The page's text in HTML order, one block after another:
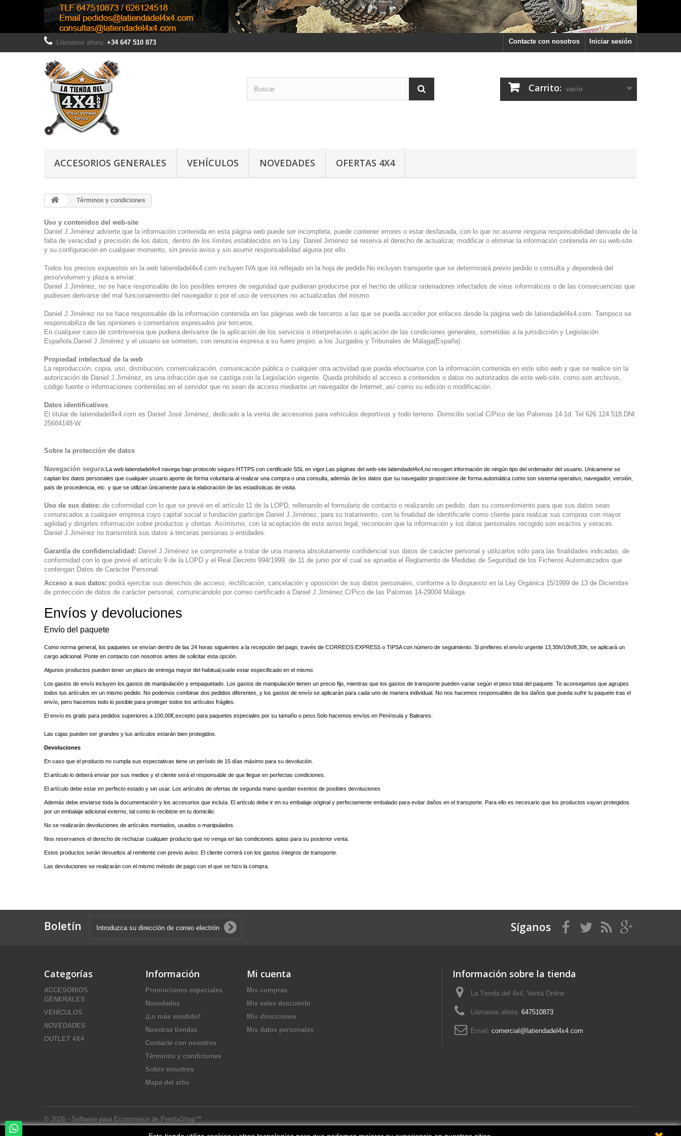
Iniciar sesión
Contacte con nosotros
Llámanos ahora: +34 647 510 873
Carrito: vacío
ACCESORIOS GENERALES VEHÍCULOS NOVEDADES OFERTAS 4X4
Términos y condiciones
Uso y contenidos del web-site
Daniel J.Jiménez advierte que la información contenida en esta página web puede ser incompleta, puede contener errores o estar desfasada, con lo que no asume ninguna responsabilidad derivada de la
falta de veracidad y precisión de los datos, dentro de los límites establecidos en la Ley. Daniel Jiménez se reserva el derecho de actualizar, modificar o eliminar la información contenida en su web-site
y su configuración en cualquier momento, sin previo aviso y sin asumir responsabilidad alguna por ello.
Todos los precios expuestos en la web latiendadel4x4.com incluyen IVA que irá reflejado en la hoja de pedido.No incluyen transporte que se determinará previo pedido o consulta y dependerá del
peso/volumen y plaza a enviar.
Daniel J.Jiménez, no se hace responsable de los posibles errores de seguridad que pudieran producirse por el hecho de utilizar ordenadores infectados de virus informáticos o de las consecuencias que
pudiesen derivarse del mal funcionamiento del navegador o por el uso de versiones no actualizadas del mismo.
Daniel J.Jiménez no se hace responsable de la información contenida en las páginas web de terceros a las que se pueda acceder por enlaces desde la página web de latiendadel4x4.com. Tampoco se
responsabiliza de las opiniones o comentarios expresados por terceros.
En cualquier caso de controversia que pudiera derivarse de la aplicación de los servicios o interpretación o aplicación de las condiciones generales, sometidas a la jurisdicción y Legislación
Española,Daniel J.Jiménez y el usuario se someten, con renuncia expresa a su fuero propio, a los Juzgados y Tribunales de Málaga(España).
Propiedad intelectual de la web
La reproducción, copia, uso, distribución, comercialización, comunicación pública o cualquier otra actividad que pueda efectuarse con la información contenida en este sitio web y que se realice sin la
autorización de Daniel J.Jiménez, es una infracción que se castiga con la Legislación vigente. Queda prohibido el acceso a contenidos o datos no autorizados de este web-site, como son archivos,
código fuente o informaciones contenidas en el servidor que no sean de acceso mediante un navegador de Internet, así como su edición o modificación.
Datos identificativos
El titular de latiendadel4x4.com es Daniel José Jiménez, dedicado a la venta de accesorios para vehículos deportivos y todo terreno. Domicilio social C/Pico de las Palomas 14-1d. Tel 626 124 518.DNI
25684148-W.
Sobre la protección de datos
Navegación segura:La web latiendadel4x4 navega bajo protocolo seguro HTTPS con certificado SSL en vigor.Las páginas del web-site latiendadel4x4,no recogen información de ningún tipo del ordenador del usuario. Unicamene se
captan los datos personales que cualquier usuario aporte de forma voluntaria al realizar una compra o una consulta, además de los datos que su navegador proporcione de forma automática como son sistema operativo, navegador, versión,
país de procedencia, etc. y que se utilizan únicamente para la elaboración de las estadísticas de visita.
Uso de sus datos: de coformidad con lo que se prevé en el artículo 11 de la LOPD, rellenando el formulario de contacto o realizando un pedido, dan su consentimiento para que sus datos sean
comunicados a cualquier empresa cuyo capital social o fundación participe Daniel J.Jiménez, para su tratamiento, con la finalidad de identificarle como cliente para realizar sus compras con mayor
agilidad y dirigirles información sobre productos y ofertas. Asímismo, con la aceptación de este aviso legal, reconocen que la información y los datos personales recogido son exactos y veraces.
Daniel J.Jiménez no transmitirá sus datos a terceras personas o entidades.
Garantía de confidencialidad: Daniel J.Jiménez se compromete a tratar de una manera absolutamente confidencial sus datos de carácter personal y utilizarlos sólo para las finalidades indicadas, de
conformidad con lo que prevé el artículo 9 de la LOPD y el Real Decreto 994/1999, de 11 de junio por el cual se aprueba el Reglamento de Medidas de Seguridad de los Ficheros Automatizados que
contengan Datos de Carácter Personal.
Acceso a sus datos: podrá ejercitar sus derechos de acceso, rectificación, cancelación y oposición de sus datos personales, conforme a lo dispuesto en la Ley Orgánica 15/1999 de 13 de Diciembre
de protección de datos de carácter personal, comunicándolo por correo certificado a Daniel J.Jiménez,C/Pico de las Palomas 14-29004 Málaga.
Envíos y devoluciones
Envío del paquete
Como norma general, los paquetes se envían dentro de las 24 horas siguientes a la recepción del pago, través de CORREOS EXPRESS o TIPSA con número de seguimiento. Si prefieres el envío urgente 13,30h/10h/8,30h, se aplicará un
cargo adicional. Ponte en contacto con nosotros antes de solicitar esta opción.
Algunos productos pueden tener un plazo de entrega mayor del habitual,suele estar especificado en el mismo.
Los gastos de envío incluyen los gastos de manipulación y empaquetado. Los gastos de manipulación tienen un precio fijo, mientras que los gastos de transporte pueden variar según el peso total del paquete. Te aconsejamos que agrupes
todos tus artículos en un mismo pedido. No podemos combinar dos pedidos diferentes, y los gastos de envío se aplicarán para cada uno de manera individual. No nos hacemos responsables de los daños que pueda sufrir tu paquete tras el
envío, pero hacemos todo lo posible para proteger todos los artículos frágiles.
El envío es gratis para pedidos superiores a 100,00€,excepto para paquetes especiales por su tamaño o peso.Solo hacemos envíos en Península y Baleares.
Las cajas pueden ser grandes y tus artículos estarán bien protegidos.
Devoluciones
En caso que el producto no cumpla sus expectativas tiene un período de 15 días máximo para su devolución.
El artículo lo deberá enviar por sus medios y el cliente será el responsable de que llegue en perfectas condiciones.
El artículo debe estar en perfecto estado y sin usar. Los artículos de ofertas de segunda mano quedan exentos de posibles devoluciones
Además debe enviarse toda la documentación y los accesorios que incluía. El artículo debe ir en su embalaje original y perfectamente embalado para evitar daños en el transporte. Para ello es necesario que los productos vayan protegidos
por un embalaje adicional externo, tal como lo recibiste en tu domicilio.
No se realizarán devoluciones de artículos montados, usados o manipulados.
Nos reservamos el derecho de rechazar cualquier producto que no venga en las condiciones aptas para su posterior venta.
Estos productos serán devueltos al remitente con previo aviso. El cliente correrá con los gastos íntegros de transporte.
Las devoluciones se realizarán con el mismo método de pago con el que se hizo la compra.
Boletín Síganos
Categorías
ACCESORIOS
GENERALES
VEHÍCULOS
NOVEDADES
OUTLET 4X4
Información
Promociones especiales
Novedades
¡Lo más vendido!
Nuestras tiendas
Contacte con nosotros
Términos y condiciones
Sobre nosotros
Mapa del sitio
© 2026 - Software para Ecommerce de PrestaShop™
Mi cuenta
Mis compras
Mis vales descuento
Mis direcciones
Mis datos personales
Información sobre la tienda
La Tienda del 4x4, Venta Online
Llámanos ahora: 647510873
Email: comercial@latiendadel4x4.com